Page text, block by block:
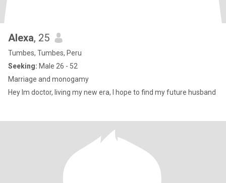
Alexa, 25
Tumbes, Tumbes, Peru
Seeking: Male 26 - 52
Marriage and monogamy
Hey Im doctor, living my new era, I hope to find my future husband